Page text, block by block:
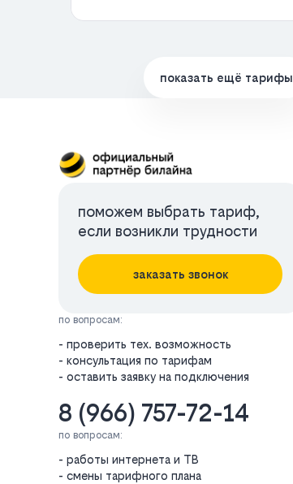
показать ещё тарифы
поможем выбрать тариф,
если возникли трудности
заказать звонок
по вопросам:
- проверить тех. возможность
- консультация по тарифам
- оставить заявку на подключения
8 (966) 757-72-14
по вопросам:
- работы интернета и ТВ
- смены тарифного плана